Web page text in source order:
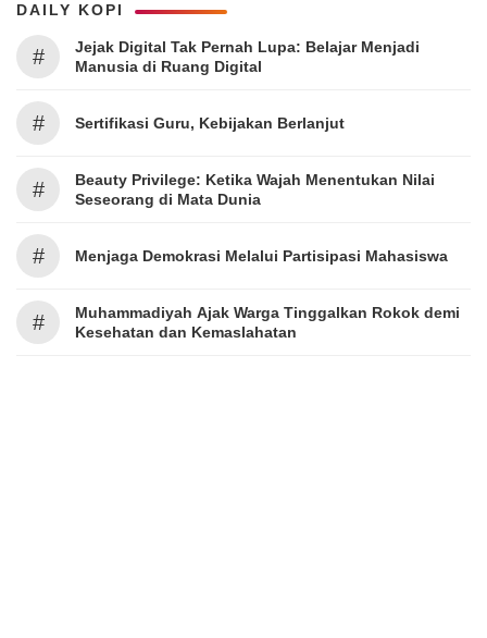
DAILY KOPI
#
Jejak Digital Tak Pernah Lupa: Belajar Menjadi
Manusia di Ruang Digital
# Sertifikasi Guru, Kebijakan Berlanjut
#
Beauty Privilege: Ketika Wajah Menentukan Nilai
Seseorang di Mata Dunia
# Menjaga Demokrasi Melalui Partisipasi Mahasiswa
#
Muhammadiyah Ajak Warga Tinggalkan Rokok demi
Kesehatan dan Kemaslahatan